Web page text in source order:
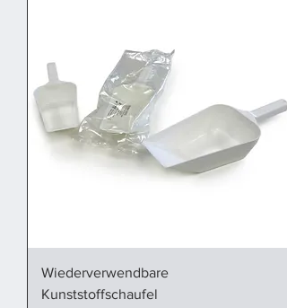
Wiederverwendbare
Kunststoffschaufel